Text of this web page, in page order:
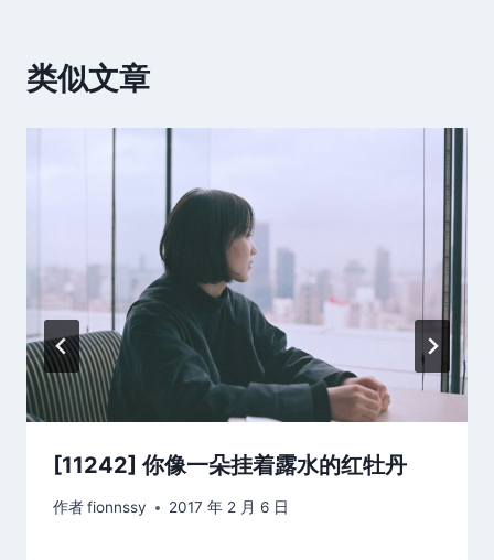
类似文章
[11242] 你像一朵挂着露水的红牡丹
作者fionnssy 2017 年 2 月 6 日